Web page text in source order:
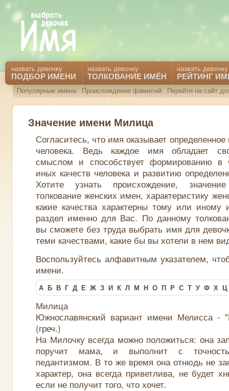
назвать девочку
ПОДБОР ИМЕНИ
назвать девочку
ТОЛКОВАНИЕ ИМЁН
назвать девочку
РЕЙТИНГ
Популярные имена Происхождение фамилий Перейти на сайт
Значение имени Милица
Согласитесь, что имя оказывает
человека. Ведь каждое имя обладает
смыслом и способствует формированию в
иных качеств человека и развитию
Хотите узнать происхождение,
толкование женских имен, характеристику
какие качества характерны тому или иному
раздел именно для Вас. По данному
вы сможете без труда выбрать имя для
теми качествами, какие бы вы хотели в нем
Воспользуйтесь алфавитным указателем,
имени.
А Б В Г Д Е Ж З И К Л М Н О П Р С Т У Ф Х Ц
Милица
Южнославянский вариант имени Мелисса -
(греч.)
На Милочку всегда можно положиться: она
поручит мама, и выполнит с
педантизмом. В то же время она отнюдь не
характер, она всегда приветлива, не будет
если не получит того, что хочет.